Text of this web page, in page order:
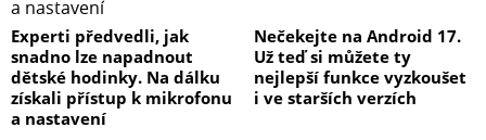
Experti předvedli, jak
snadno lze napadnout
dětské hodinky. Na dálku
získali přístup k mikrofonu
a nastavení
Nečekejte na Android 17.
Už teď si můžete ty
nejlepší funkce vyzkoušet
i ve starších verzích